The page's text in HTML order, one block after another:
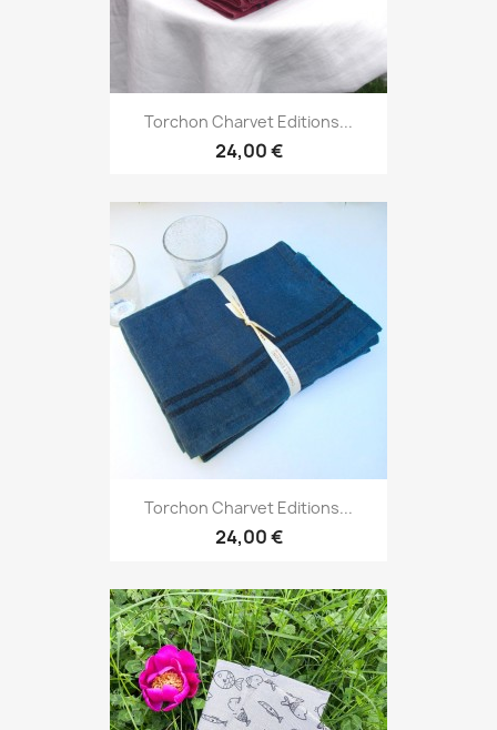
Torchon Charvet Editions...
24,00 €
Torchon Charvet Editions...
24,00 €